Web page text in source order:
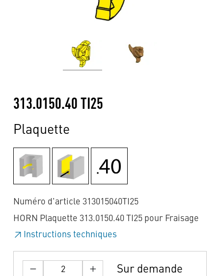
313.0150.40 TI25
Plaquette
Numéro d'article 313015040TI25
HORN Plaquette 313.0150.40 TI25 pour Fraisage
Instructions techniques
Sur demande